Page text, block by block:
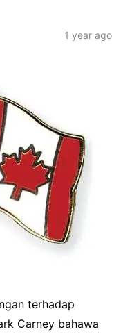
1 year ago
terhadap
Carney bahawa